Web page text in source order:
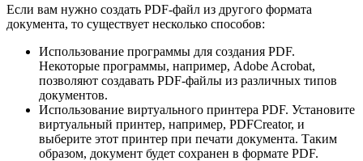
Если вам нужно создать PDF-файл из другого формата
документа, то существует несколько способов:
Использование программы для создания PDF.
Некоторые программы, например, Adobe Acrobat,
позволяют создавать PDF-файлы из различных типов
документов.
Использование виртуального принтера PDF. Установите
виртуальный принтер, например, PDFCreator, и
выберите этот принтер при печати документа. Таким
образом, документ будет сохранен в формате PDF.